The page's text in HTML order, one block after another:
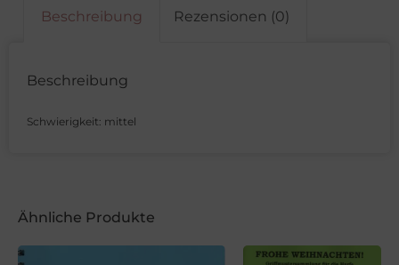
Beschreibung Rezensionen (0)
Beschreibung
Schwierigkeit: mittel
Ähnliche Produkte